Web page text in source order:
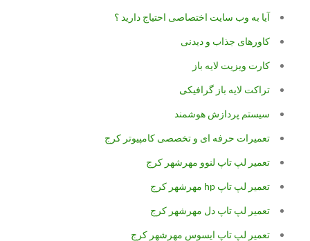
آیا به وب سایت اختصاصی احتیاج دارید ؟
کاورهای جذاب و دیدنی
کارت ویزیت لایه باز
تراکت لایه باز گرافیکی
سیستم پردازش هوشمند
تعمیرات حرفه ای و تخصصی کامپیوتر کرج
تعمیر لپ تاپ لنوو مهرشهر کرج
تعمیر لپ تاپ hp مهرشهر کرج
تعمیر لپ تاپ دل مهرشهر کرج
تعمیر لپ تاپ ایسوس مهرشهر کرج